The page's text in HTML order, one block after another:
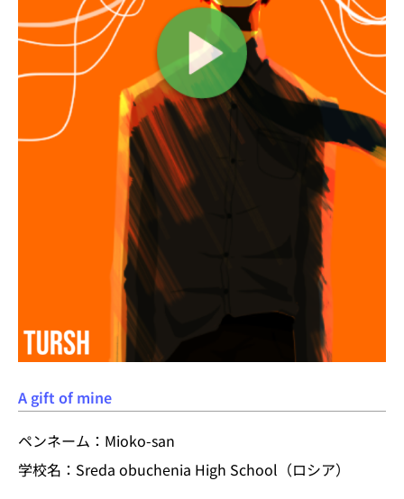
A gift of mine
ペンネーム：Mioko-san
学校名：Sreda obuchenia High School（ロシア）